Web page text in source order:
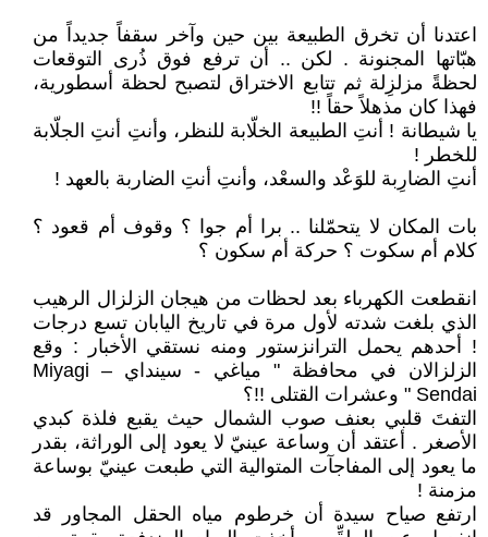
اعتدنا أن تخرق الطبيعة بين حين وآخر سقفاً جديداً من
هبّاتها المجنونة . لكن .. أن ترفع فوق ذُرى التوقعات
لحظةً مزلزِلة ثم تتابع الاختراق لتصبح لحظة أسطورية،
فهذا كان مذهلاً حقاً !!
يا شيطانة ! أنتِ الطبيعة الخلّابة للنظر، وأنتِ أنتِ الجلّابة
للخطر !
أنتِ الضارِبة للوَعْد والسعْد، وأنتِ أنتِ الضاربة بالعهد !
بات المكان لا يتحمّلنا .. برا أم جوا ؟ وقوف أم قعود ؟
كلام أم سكوت ؟ حركة أم سكون ؟
انقطعت الكهرباء بعد لحظات من هيجان الزلزال الرهيب
الذي بلغت شدته لأول مرة في تاريخ اليابان تسع درجات
! أحدهم يحمل الترانزستور ومنه نستقي الأخبار : وقع
الزلزالان في محافظة " مياغي - سينداي Miyagi –
Sendai " وعشرات القتلى !!؟
التفتَ قلبي بعنف صوب الشمال حيث يقبع فلذة كبدي
الأصغر . أعتقد أن وساعة عينيّ لا يعود إلى الوراثة، بقدر
ما يعود إلى المفاجآت المتوالية التي طبعت عينيّ بوساعة
مزمنة !
ارتفع صياح سيدة أن خرطوم مياه الحقل المجاور قد